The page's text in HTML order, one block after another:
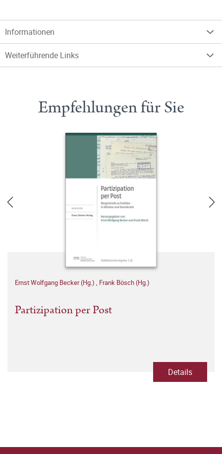
Informationen
Weiterführende Links
Empfehlungen für Sie
Ernst Wolfgang Becker (Hg.) , Frank Bösch (Hg.)
Partizipation per Post
Details